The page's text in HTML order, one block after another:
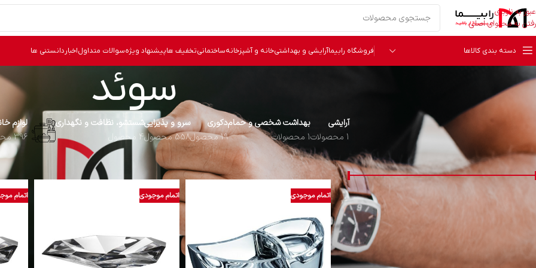
عبور به ناوبری
رفتن به محتوای اصلی
دسته بندی کالاها فروشگاه رابیماآرایشی و بهداشتیخانه و آشپزخانهساختمانیتخفیف هاپیشنهاد ویژهسوالات متداولاخبار دانستنی ها
سوئد
آرایشی
1 محصولات
بهداشت شخصی و حمام
1 محصولات
دکوری
19 محصول
سرو و پذیرایی
558 محصول
شستشو، نظافت و نگهداری
4 محصول
لوازم
396 محصول
قیمت
فیلتر 5,738,000 تومان
دسته‌ بندی
خانه محصول کشور مبدا برند سوئد
اتمام موجودی اتمام موجودی اتمام